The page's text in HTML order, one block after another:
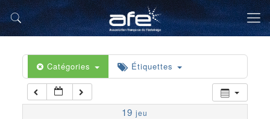
Catégories Étiquettes
19 jeu
5 h 00 min
6 h 00 min
7 h 00 min